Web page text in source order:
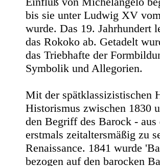
bis sie unter Ludwig XV
wurde. Das 19. Jahrhundert
das Rokoko ab. Getadelt
das Triebhafte der
Symbolik und Allegorien.
Mit der spätklassizistischen
Historismus zwischen 1830
den Begriff des Barock - aus
erstmals zeitaltersmäßig zu
Renaissance. 1841 wurde
bezogen auf den barocken